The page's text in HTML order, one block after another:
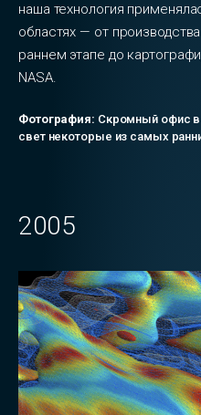
наша технология
областях — от
раннем этапе до
NASA.
Фотография: Скромный офис в
свет некоторые из самых
2005